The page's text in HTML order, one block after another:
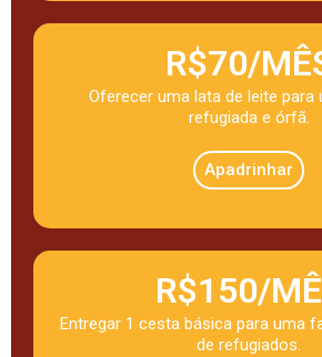
R$70/
Oferecer uma lata de leite para
refugiada e órfã.
Apadrinhar
R$150/
Entregar 1 cesta básica para uma
de refugiados.